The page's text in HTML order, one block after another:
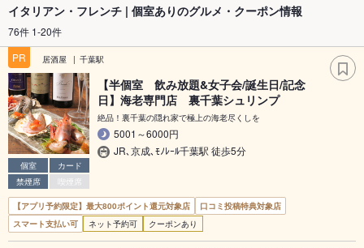
イタリアン・フレンチ | 個室ありのグルメ・クーポン情報
76件 1-20件
PR
居酒屋 千葉駅
個室
カード
禁煙席
喫煙席
【半個室 飲み放題&女子会/誕生日/記念
日】海老専門店 裏千葉シュリンプ
絶品！裏千葉の隠れ家で極上の海老尽くしを
5001～6000円
JR､京成､ﾓﾉﾚｰﾙ千葉駅 徒歩5分
【アプリ予約限定】最大800ポイント還元対象店
口コミ投稿特典対象店
スマート支払い可
ネット予約可 クーポンあり